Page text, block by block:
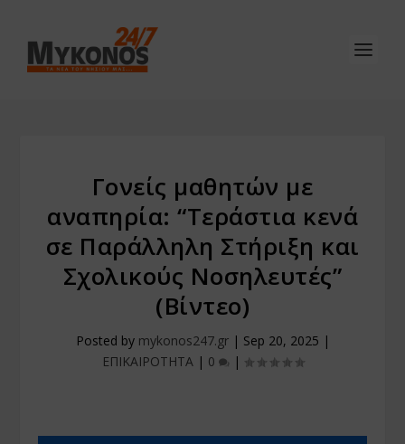
Γονείς μαθητών με
αναπηρία: “Τεράστια κενά
σε Παράλληλη Στήριξη και
Σχολικούς Νοσηλευτές”
(Βίντεο)
Posted by mykonos247.gr| Sep 20, 2025 |
ΕΠΙΚΑΙΡΟΤΗΤΑ| 0 |